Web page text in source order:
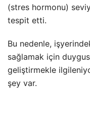
(stres hormonu)
tespit etti.
Bu nedenle,
sağlamak için
geliştirmekle
şey var.